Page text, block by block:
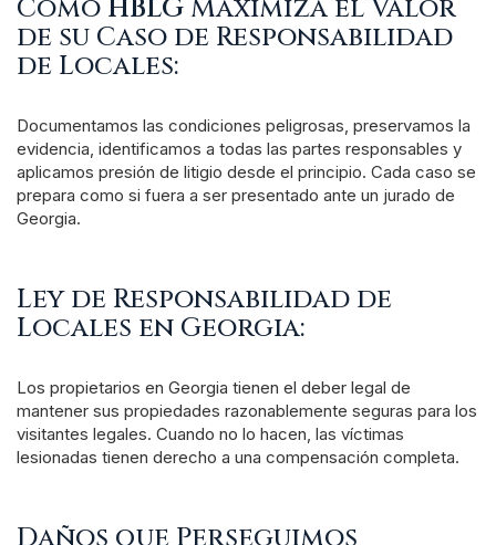
Cómo HBLGMaximiza el Valor
de su Caso de Responsabilidad
de Locales:
Documentamos las condiciones peligrosas, preservamos la
evidencia, identificamos a todas las partes responsables y
aplicamos presión de litigio desde el principio. Cada caso se
prepara como si fuera a ser presentado ante un jurado de
Georgia.
Ley de Responsabilidad de
Locales en Georgia:
Los propietarios en Georgia tienen el deber legal de
mantener sus propiedades razonablemente seguras para los
visitantes legales. Cuando no lo hacen, las víctimas
lesionadas tienen derecho a una compensación completa.
Daños que Perseguimos